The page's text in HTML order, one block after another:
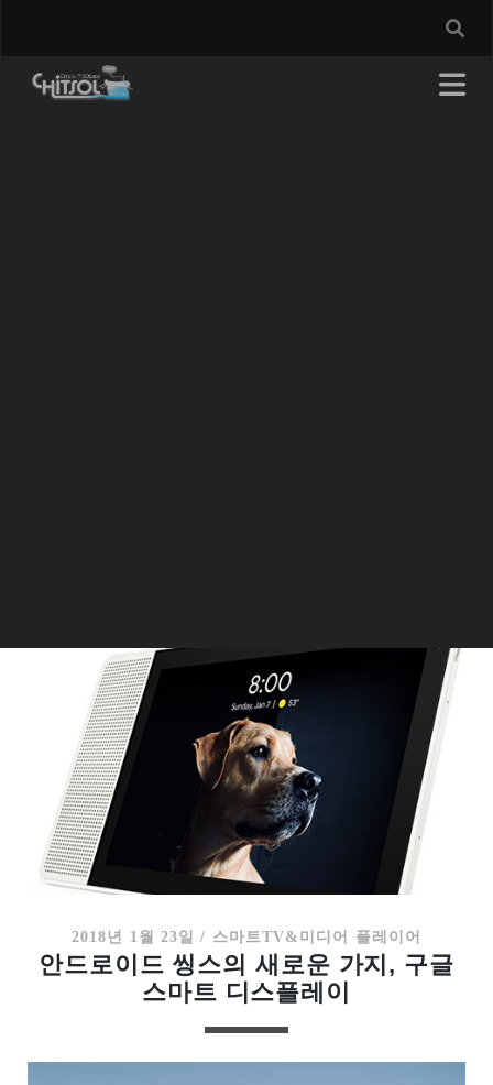
2018년 1월 23일 / 스마트TV&미디어 플레이어
안드로이드 씽스의 새로운 가지, 구글
스마트 디스플레이